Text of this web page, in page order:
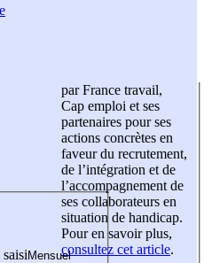
par France travail,
Cap emploi et ses
partenaires pour ses
actions concrètes en
faveur du recrutement,
de l’intégration et de
l’accompagnement de
ses collaborateurs en
situation de handicap.
Pour en savoir plus,
consultez cet article.